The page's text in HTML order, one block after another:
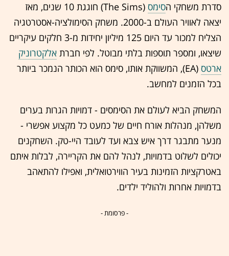
סדרת משחקי הסימס
(The Sims) חוגגת 10 שנים, מאז
יצאה לאוויר העולם ב-2000. משחק הסימולציה-אסטרטגיה
הצליח למכור עד היום 125 מיליון יחידות מ-3 חלקים עיקריים
שיצאו, ומספר תוספות בלתי מבוטל. לפי חברת אלקטרוניק
ארטס
(EA), המשווקת אותו, סימס הוא הכותר הנמכר ביותר
בכל הזמנים למחשב.
המשחק הביא לעולם את הסימסים - דמויות הגרות בערים
משלהן, מנהלות אורח חיים של כמעט כל מקצוע אפשרי -
מנער מתבגר דרך איש צבא ועד לעובד היי-טק. השחקנים
יכולים לשלוט בדמויות, לנהל להם את הקריירה, לבלות איתם
באטרקציות הזמינות בעיר הווירטואלית, ואפילו להתאהב
בדמויות אחרות ולהוליד ילדים.
- פרסומת -